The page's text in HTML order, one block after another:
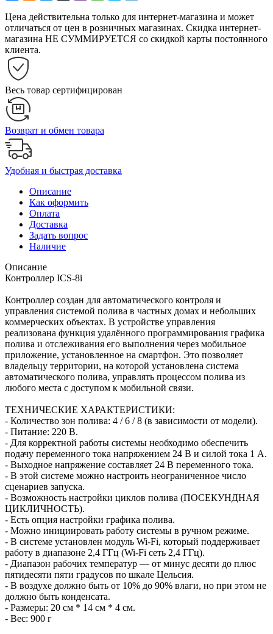
Цена действительна только для интернет-магазина и может
отличаться от цен в розничных магазинах. Скидка интернет-
магазина НЕ СУММИРУЕТСЯ со скидкой карты постоянного
клиента.
Весь товар сертифицирован
Возврат и обмен товара
Удобная и быстрая доставка
Описание
Как оформить
Оплата
Доставка
Задать вопрос
Наличие
Описание
Контроллер ICS-8i
Контроллер создан для автоматического контроля и
управления системой полива в частных домах и небольших
коммерческих объектах. В устройстве управления
реализована функция удалённого программирования графика
полива и отслеживания его выполнения через мобильное
приложение, установленное на смартфон. Это позволяет
владельцу территории, на которой установлена система
автоматического полива, управлять процессом полива из
любого места с доступом к мобильной связи.
ТЕХНИЧЕСКИЕ ХАРАКТЕРИСТИКИ:
- Количество зон полива: 4 / 6 / 8 (в зависимости от модели).
- Питание: 220 В.
- Для корректной работы системы необходимо обеспечить
подачу переменного тока напряжением 24 В и силой тока 1 А.
- Выходное напряжение составляет 24 В переменного тока.
- В этой системе можно настроить неограниченное число
сценариев запуска.
- Возможность настройки циклов полива (ПОСЕКУНДНАЯ
ЦИКЛИЧНОСТЬ).
- Есть опция настройки графика полива.
- Можно инициировать работу системы в ручном режиме.
- В системе установлен модуль Wi-Fi, который поддерживает
работу в диапазоне 2,4 ГГц (Wi-Fi сеть 2,4 ГГц).
- Диапазон рабочих температур — от минус десяти до плюс
пятидесяти пяти градусов по шкале Цельсия.
- В воздухе должно быть от 10% до 90% влаги, но при этом не
должно быть конденсата.
- Размеры: 20 см * 14 см * 4 см.
- Вес: 900 г